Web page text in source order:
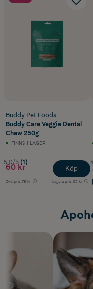
Buddy Pet Foods
Buddy Care Veggie Dental
Chew 250g
FINNS I LAGER
5.0/5 (1)
60 kr
Ord.pris 79 kr Lägsta pris 63 kr
Köp